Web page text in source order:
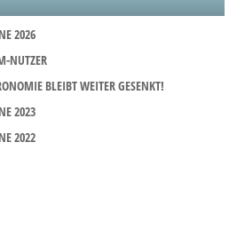
2026
NUTZER
BLEIBT WEITER GESENKT!
2023
2022